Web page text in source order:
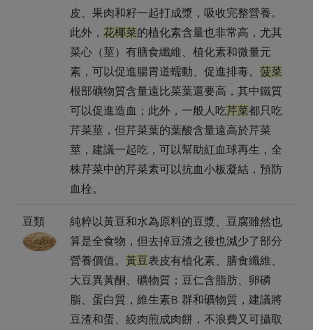
皮、果肉和籽一起打成漿，吸收完整營養。
此外， 花椰菜的植化素含量也非常高，尤其
菜心（莖）有膳食纖維、植化素和微量元
素，可以促進腸胃道蠕動、促進排毒。菠菜
根部礦物質含量遠比菜葉還要高，其中鐵質
可以促進造血；此外，一般人吃芹菜都只吃
芹菜莖，但芹菜葉的葉酸含量遠高於芹菜
莖，建議一起吃，可以幫助紅血球再生，全
株芹菜中的芹菜素可以抗血小板凝結，預防
血栓。
豆類
純粹以黃豆和水為原料的豆漿、豆腐雖然也
算是全食物，但去掉豆渣之後也減少了部分
營養價值。黃豆表皮有植化素、膳食纖維、
大豆異黃酮、礦物質；豆仁含脂肪、卵磷
脂、蛋白質，維生素B 群和礦物質，建議將
豆渣和蛋、絞肉煎成肉餅，不浪費又可攝取